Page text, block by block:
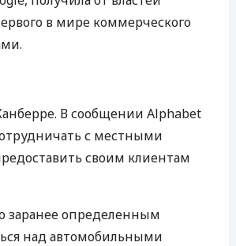
ЕЖЕМЕСЯЧНЫЙ ОБЗОР
в мире коммерческого
В сообщении Alphabet
с местными
своим клиентам
заранее определенным
над автомобильными